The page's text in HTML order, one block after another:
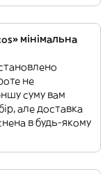
мінімальна
не
суму вам
але доставка
в будь-якому